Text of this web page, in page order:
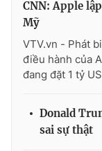
Ðiện thoại Thời
Email:
Liên hệ quảng cáo:
CNN: Apple
Mỹ
VTV.vn - Phát
điều hành của
đang đặt 1 tỷ
Donald
sai sự thật